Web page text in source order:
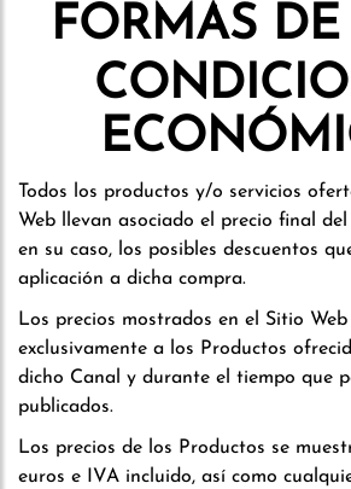
FORMAS
Todos los productos y/o servicios
Web llevan asociado el precio final
en su caso, los posibles descuentos
aplicación a dicha compra.
Los precios mostrados en el Sitio
exclusivamente a los Productos
dicho Canal y durante el tiempo que
publicados.
Los precios de los Productos se
euros e IVA incluido, así como